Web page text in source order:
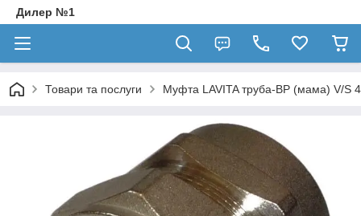
Дилер №1
Товари та послуги Муфта LAVITA труба-ВР (мама) V/S